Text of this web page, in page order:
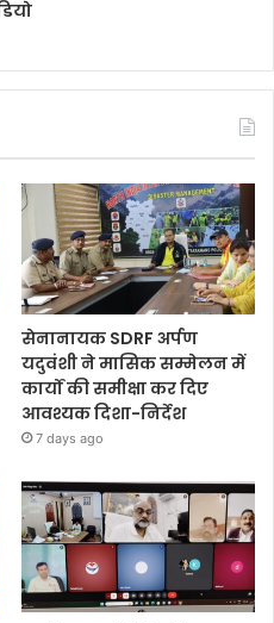
सेनानायक SDRF अर्पण
यदुवंशी ने मासिक सम्मेलन में
कार्यों की समीक्षा कर दिए
आवश्यक दिशा-निर्देश
7 days ago